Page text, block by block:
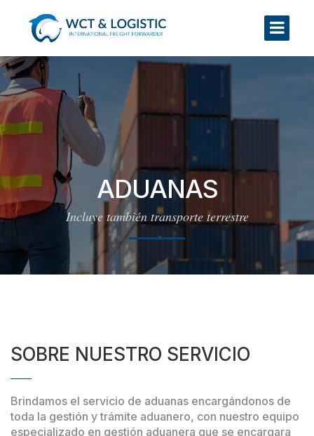
—Please choose an option—
FCLLCLAéreoAduanasIntegral
[group opcion_sector clear_on_hide]
[/group]
Tipo*
ADUANAS
Incluye también transporte terrestre
SOBRE NUESTRO SERVICIO
Brindamos el servicio de aduanas encargándonos de
toda la gestión y trámite aduanero, con nuestro equipo
especializado en gestión aduanera que se encargara